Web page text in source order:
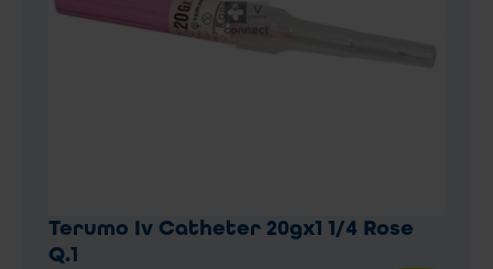
Terumo Iv Catheter 20gx1 1/4 Rose
Q.1